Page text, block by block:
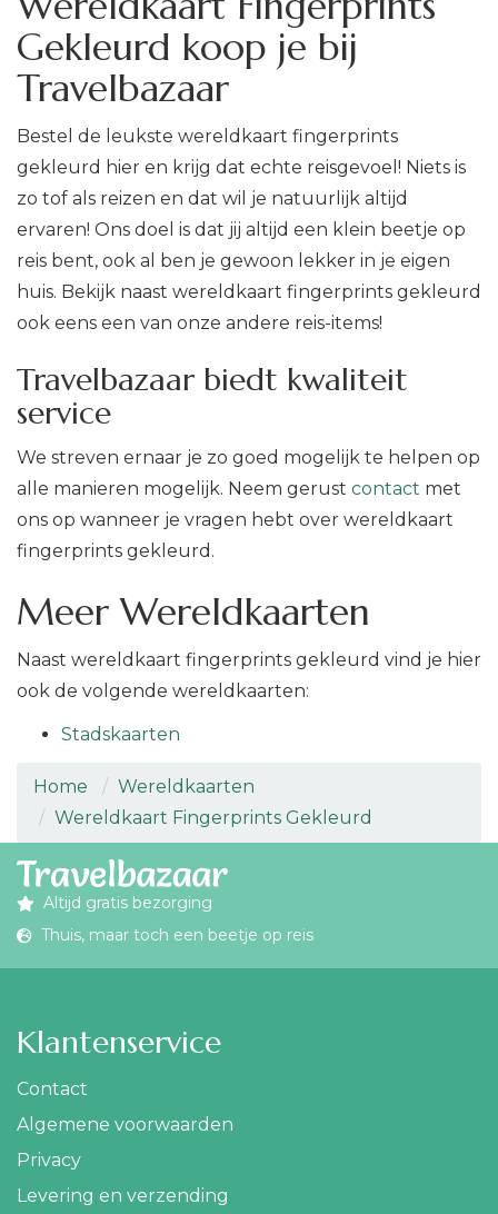
Gekleurd koop je bij
Travelbazaar
Bestel de leukste wereldkaart fingerprints
gekleurd hier en krijg dat echte reisgevoel! Niets is
zo tof als reizen en dat wil je natuurlijk altijd
ervaren! Ons doel is dat jij altijd een klein beetje op
reis bent, ook al ben je gewoon lekker in je eigen
huis. Bekijk naast wereldkaart fingerprints gekleurd
ook eens een van onze andere reis-items!
Travelbazaar biedt kwaliteit
service
We streven ernaar je zo goed mogelijk te helpen op
alle manieren mogelijk. Neem gerust contact met
ons op wanneer je vragen hebt over wereldkaart
fingerprints gekleurd.
Meer Wereldkaarten
Naast wereldkaart fingerprints gekleurd vind je hier
ook de volgende wereldkaarten:
Stadskaarten
Home
Wereldkaarten
Wereldkaart Fingerprints Gekleurd
Altijd gratis bezorging
Thuis, maar toch een beetje op reis
Klantenservice
Contact
Algemene voorwaarden
Privacy
Levering en verzending